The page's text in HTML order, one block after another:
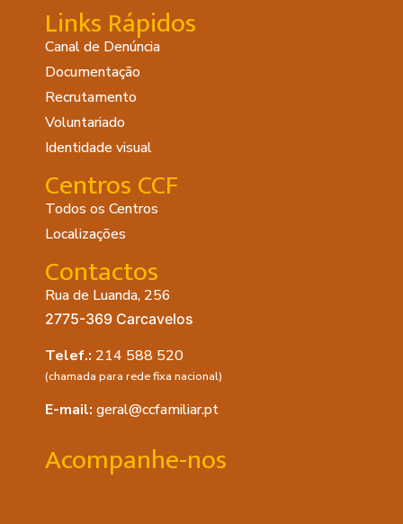
Acompanhe-nos
Links Rápidos
Canal de Denúncia
Documentação
Recrutamento
Voluntariado
Identidade visual
Centros CCF
Todos os Centros
Localizações
Contactos
Rua de Luanda, 256
2775-369 Carcavelos
Telef.: 214 588 520
(chamada para rede fixa nacional)
E-mail: geral@ccfamiliar.pt